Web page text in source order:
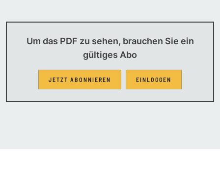
Um das PDF zu sehen, brauchen Sie ein
gültiges Abo
JETZT ABONNIEREN EINLOGGEN